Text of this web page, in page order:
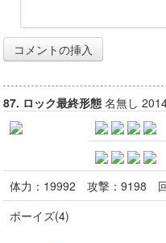
87. ロック最終形態 名無し
体力： 19992 攻撃： 9198
ボーイズ(4)